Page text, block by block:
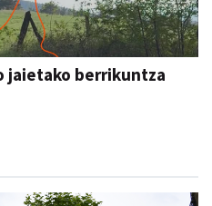
jaietako berrikuntza